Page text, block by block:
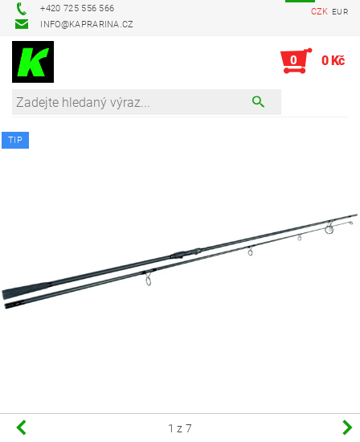
+420 725 556 566
INFO@KAPRARINA.CZ
CZK EUR
0 0 Kč
TIP
1 z 7